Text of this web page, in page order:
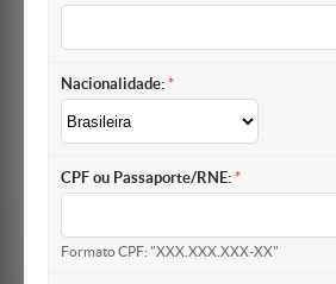
Nacionalidade:
CPF ou Passaporte/RNE:
Formato CPF: "XXX.XXX.XXX-XX"